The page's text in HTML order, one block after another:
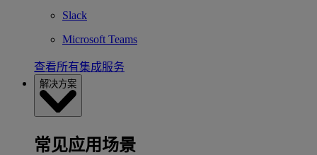
Slack
Microsoft Teams
查看所有集成服务
解决方案
常见应用场景